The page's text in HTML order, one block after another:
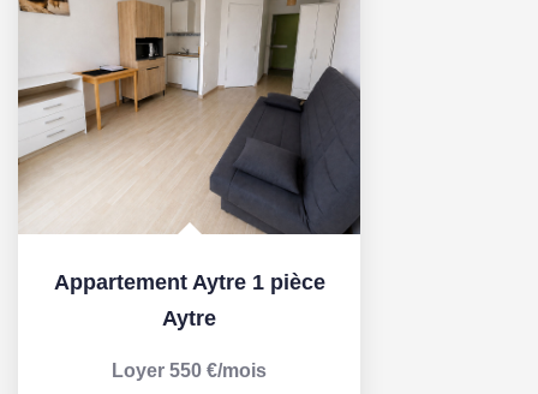
Appartement Aytre 1 pièce
Aytre
Loyer 550 €/mois